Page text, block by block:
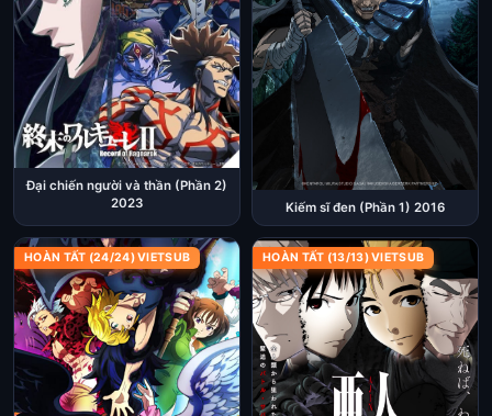
Đại chiến người và thần (Phần 2)
2023
Kiếm sĩ đen (Phần 1) 2016
HOÀN TẤT (24/24) VIETSUB HOÀN TẤT (13/13) VIETSUB